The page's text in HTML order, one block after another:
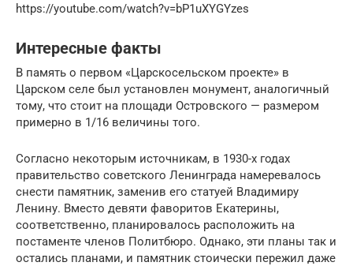
https://youtube.com/watch?v=bP1uXYGYzes
Интересные факты
В память о первом «Царскосельском проекте» в
Царском селе был установлен монумент, аналогичный
тому, что стоит на площади Островского — размером
примерно в 1/16 величины того.
Согласно некоторым источникам, в 1930-х годах
правительство советского Ленинграда намеревалось
снести памятник, заменив его статуей Владимиру
Ленину. Вместо девяти фаворитов Екатерины,
соответственно, планировалось расположить на
постаменте членов Политбюро. Однако, эти планы так и
остались планами, и памятник стоически пережил даже